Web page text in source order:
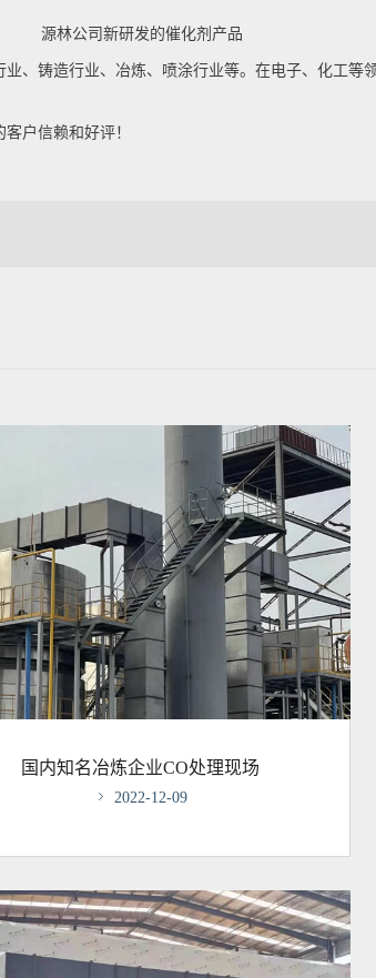
源林公司新研发的催化剂产品
、铸造行业、冶炼、喷涂行业等。在电子、化工
户信赖和好评！
国内知名冶炼企业CO处理现场
 2022-12-09